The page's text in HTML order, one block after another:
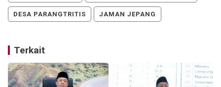
DESA PARANGTRITIS JAMAN JEPANG
Terkait